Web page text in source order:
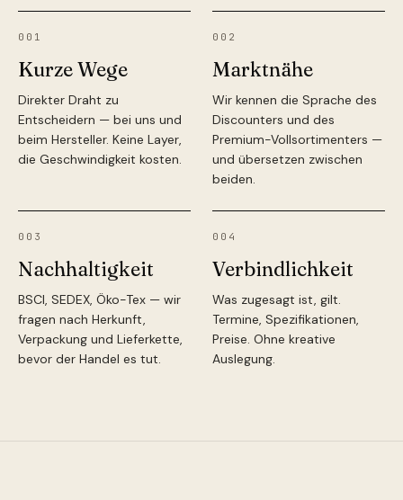
001
Kurze Wege
Direkter Draht zu
Entscheidern — bei uns und
beim Hersteller. Keine Layer,
die Geschwindigkeit kosten.
002
Marktnähe
Wir kennen die Sprache des
Discounters und des
Premium-Vollsortimenters —
und übersetzen zwischen
beiden.
003
Nachhaltigkeit
BSCI, SEDEX, Öko-Tex — wir
fragen nach Herkunft,
Verpackung und Lieferkette,
bevor der Handel es tut.
004
Verbindlichkeit
Was zugesagt ist, gilt.
Termine, Spezifikationen,
Preise. Ohne kreative
Auslegung.